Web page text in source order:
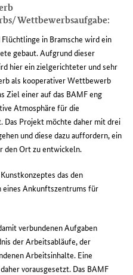
Wettbewerbsaufgabe:
in Bramsche wird ein
gebaut. Aufgrund dieser
hier ein zielgerichteter und sehr
als kooperativer Wettbewerb
Ziel einer auf das BAMF eng
Atmosphäre für die
Das Projekt möchte daher mit drei
und diese dazu auffordern, ein
den Ort zu entwickeln.
das den
eines Ankunftszentrums für
verbundenen Aufgaben
der Arbeitsabläufe, der
Arbeitsinhalte. Eine
vorausgesetzt. Das BAMF